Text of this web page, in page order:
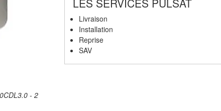
Livraison
Installation
Reprise
SAV